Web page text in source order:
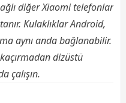
diğer Xiaomi telefonlar
Kulaklıklar Android,
aynı anda bağlanabilir.
dizüstü
çalışın.